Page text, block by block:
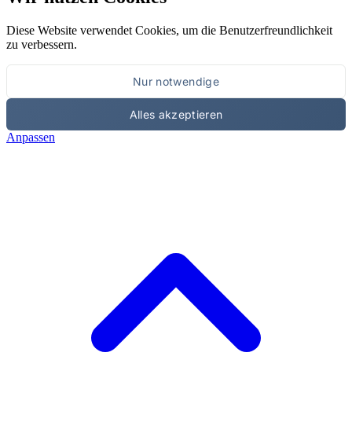
Diese Website verwendet Cookies, um die Benutzerfreundlichkeit
zu verbessern.
Nur notwendige
Alles akzeptieren
Anpassen